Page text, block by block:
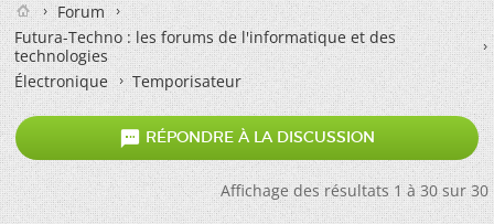
Forum
Futura-Techno : les forums de l'informatique et des
technologies
Électronique
Temporisateur
 RÉPONDRE À LA DISCUSSION
Affichage des résultats 1 à 30 sur 30